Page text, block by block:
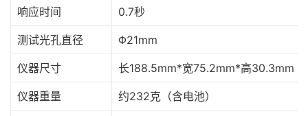
响应时间 0.7秒
测试光孔直径 Φ21mm
仪器尺寸 长188.5mm*宽75.2mm*高30.3mm
仪器重量 约232克（含电池）